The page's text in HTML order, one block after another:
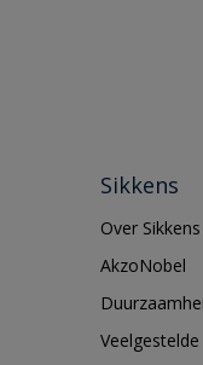
Sikkens
Over Sikkens
AkzoNobel